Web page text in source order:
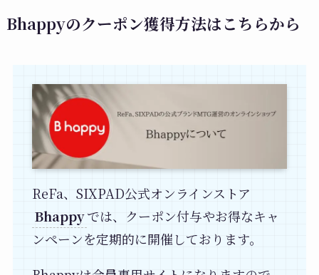
Bhappyのクーポン獲得方法はこちらから
ReFa、SIXPAD公式オンラインストア
Bhappy では、クーポン付与やお得なキャ
ンペーンを定期的に開催しております。